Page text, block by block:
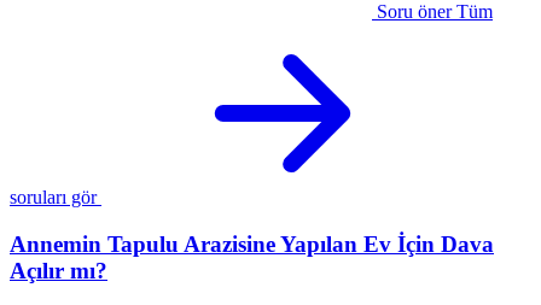
Soru öner Tüm
soruları gör
Annemin Tapulu Arazisine Yapılan Ev İçin Dava
Açılır mı?